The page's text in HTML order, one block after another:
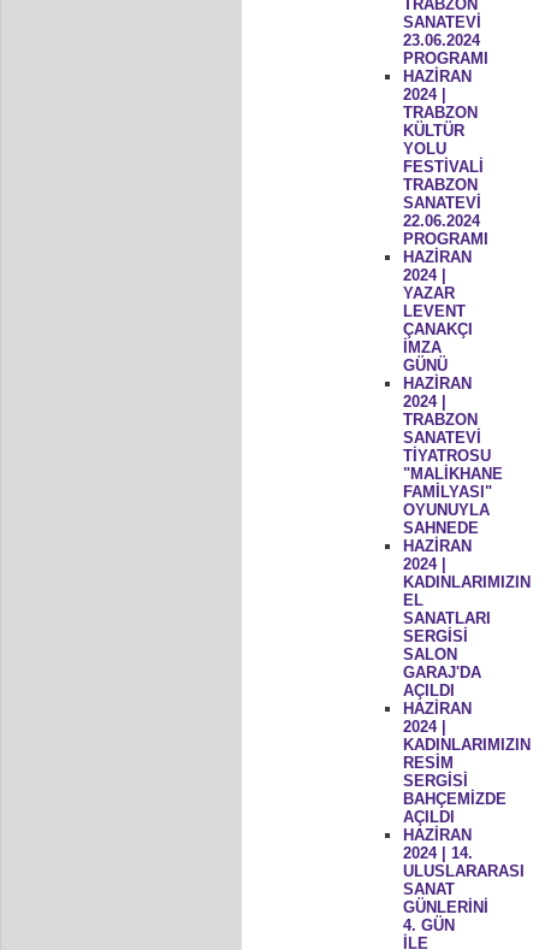
TRABZON
SANATEVİ
23.06.2024
PROGRAMI
HAZİRAN
2024 |
TRABZON
KÜLTÜR
YOLU
FESTİVALİ
TRABZON
SANATEVİ
22.06.2024
PROGRAMI
HAZİRAN
2024 |
YAZAR
LEVENT
ÇANAKÇI
İMZA
GÜNÜ
HAZİRAN
2024 |
TRABZON
SANATEVİ
TİYATROSU
"MALİKHANE
FAMİLYASI"
OYUNUYLA
SAHNEDE
HAZİRAN
2024 |
KADINLARIMIZIN
EL
SANATLARI
SERGİSİ
SALON
GARAJ'DA
AÇILDI
HAZİRAN
2024 |
KADINLARIMIZIN
RESİM
SERGİSİ
BAHÇEMİZDE
AÇILDI
HAZİRAN
2024 | 14.
ULUSLARARASI
SANAT
GÜNLERİNİ
4. GÜN
İLE